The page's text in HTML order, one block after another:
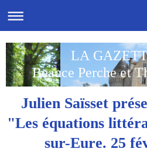
LA
Beauce Perche et
Julien Saïsset
"Les équations
sur-Eure. 25